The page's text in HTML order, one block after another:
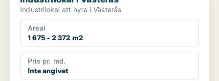
Industrilokal att hyra i Västerås
Areal
1 675 - 2 372 m2
Pris pr. md.
Inte angivet